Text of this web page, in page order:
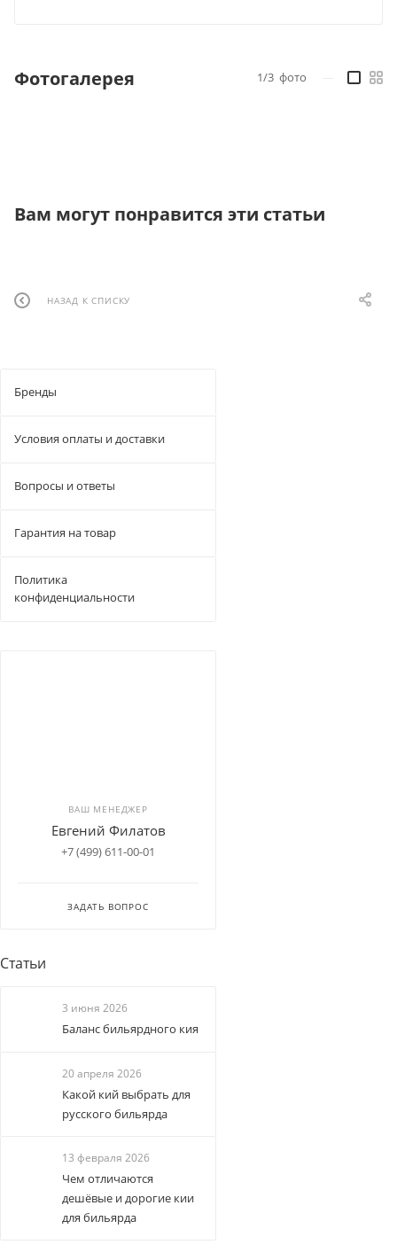
Фотогалерея 1/3 фото
Вам могут понравится эти статьи
НАЗАД К СПИСКУ
Бренды
Условия оплаты и доставки
Вопросы и ответы
Гарантия на товар
Политика
конфиденциальности
ВАШ МЕНЕДЖЕР
Евгений Филатов
+7 (499) 611-00-01
ЗАДАТЬ ВОПРОС
Статьи
3 июня 2026
Баланс бильярдного кия
20 апреля 2026
Какой кий выбрать для
русского бильярда
13 февраля 2026
Чем отличаются
дешёвые и дорогие кии
для бильярда